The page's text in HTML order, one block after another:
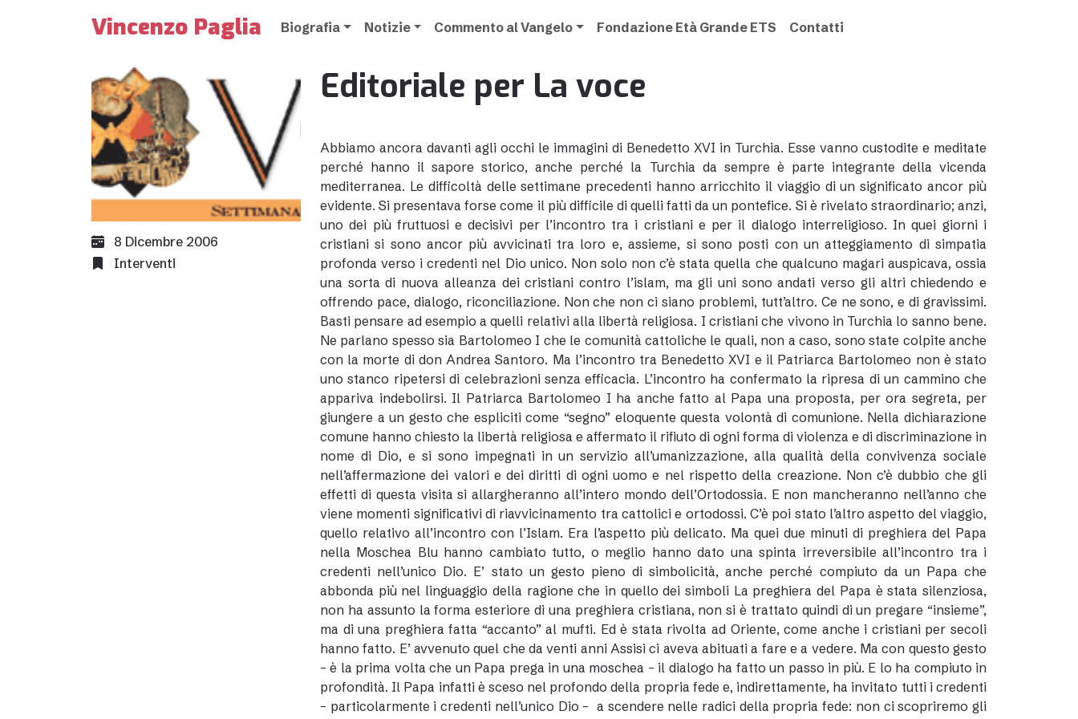
Vincenzo Paglia Biografia Notizie Commento al Vangelo Fondazione Età Grande ETS Contatti
8 Dicembre 2006
Interventi
Editoriale per La voce
Abbiamo ancora davanti agli occhi le immagini di Benedetto XVI in Turchia. Esse vanno custodite e meditate
perché hanno il sapore storico, anche perché la Turchia da sempre è parte integrante della vicenda
mediterranea. Le difficoltà delle settimane precedenti hanno arricchito il viaggio di un significato ancor più
evidente. Si presentava forse come il più difficile di quelli fatti da un pontefice. Si è rivelato straordinario; anzi,
uno dei più fruttuosi e decisivi per l’incontro tra i cristiani e per il dialogo interreligioso. In quei giorni i
cristiani si sono ancor più avvicinati tra loro e, assieme, si sono posti con un atteggiamento di simpatia
profonda verso i credenti nel Dio unico. Non solo non c’è stata quella che qualcuno magari auspicava, ossia
una sorta di nuova alleanza dei cristiani contro l’islam, ma gli uni sono andati verso gli altri chiedendo e
offrendo pace, dialogo, riconciliazione. Non che non ci siano problemi, tutt’altro. Ce ne sono, e di gravissimi.
Basti pensare ad esempio a quelli relativi alla libertà religiosa. I cristiani che vivono in Turchia lo sanno bene.
Ne parlano spesso sia Bartolomeo I che le comunità cattoliche le quali, non a caso, sono state colpite anche
con la morte di don Andrea Santoro. Ma l’incontro tra Benedetto XVI e il Patriarca Bartolomeo non è stato
uno stanco ripetersi di celebrazioni senza efficacia. L’incontro ha confermato la ripresa di un cammino che
appariva indebolirsi. Il Patriarca Bartolomeo I ha anche fatto al Papa una proposta, per ora segreta, per
giungere a un gesto che espliciti come “segno” eloquente questa volontà di comunione. Nella dichiarazione
comune hanno chiesto la libertà religiosa e affermato il rifiuto di ogni forma di violenza e di discriminazione in
nome di Dio, e si sono impegnati in un servizio all’umanizzazione, alla qualità della convivenza sociale
nell’affermazione dei valori e dei diritti di ogni uomo e nel rispetto della creazione. Non c’è dubbio che gli
effetti di questa visita si allargheranno all’intero mondo dell’Ortodossia. E non mancheranno nell’anno che
viene momenti significativi di riavvicinamento tra cattolici e ortodossi. C’è poi stato l’altro aspetto del viaggio,
quello relativo all’incontro con l’Islam. Era l’aspetto più delicato. Ma quei due minuti di preghiera del Papa
nella Moschea Blu hanno cambiato tutto, o meglio hanno dato una spinta irreversibile all’incontro tra i
credenti nell’unico Dio. E’ stato un gesto pieno di simbolicità, anche perché compiuto da un Papa che
abbonda più nel linguaggio della ragione che in quello dei simboli La preghiera del Papa è stata silenziosa,
non ha assunto la forma esteriore di una preghiera cristiana, non si è trattato quindi di un pregare “insieme”,
ma di una preghiera fatta “accanto” al mufti. Ed è stata rivolta ad Oriente, come anche i cristiani per secoli
hanno fatto. E’ avvenuto quel che da venti anni Assisi ci aveva abituati a fare e a vedere. Ma con questo gesto
– è la prima volta che un Papa prega in una moschea – il dialogo ha fatto un passo in più. E lo ha compiuto in
profondità. Il Papa infatti è sceso nel profondo della propria fede e, indirettamente, ha invitato tutti i credenti
– particolarmente i credenti nell’unico Dio – a scendere nelle radici della propria fede: non ci scopriremo gli